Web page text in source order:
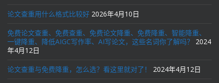
论文查重用什么格式比较好 2026年4月10日
免费论文查重、免费查重、免费论文降重、免费降重、智能降重、
一键降重、降低AIGC写作率、AI写论文，这些名词你了解吗？
2024
年4月12日
论文查重与免费降重，怎么选？看这里就对了！ 2024年4月12日